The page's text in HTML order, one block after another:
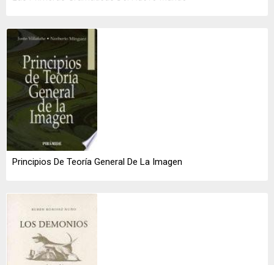
Principios De Teoría General De La Imagen